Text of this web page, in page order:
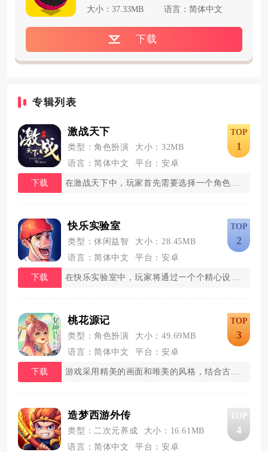
大小：37.33MB
语言：简体中文
下载
专辑列表
激战天下
类型：角色扮演
大小：32MB
语言：简体中文
平台：安卓
TOP
1
下载
快乐实验室
类型：休闲益智
大小：28.45MB
语言：简体中文
平台：安卓
TOP
2
下载
桃花源记
类型：角色扮演
大小：49.69MB
语言：简体中文
平台：安卓
TOP
3
下载 游戏采用精美的画面和唯美的风格，结合古典音乐
造梦西游外传
类型：二次元养成
大小：16.61MB
语言：简体中文
平台：安卓
TOP
4